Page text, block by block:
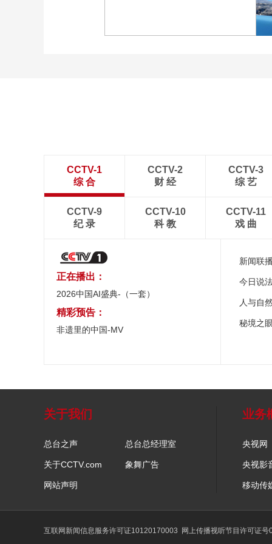
CCTV-1
综 合
CCTV-2
财 经
CCTV-3
综 艺
CCTV-9
纪 录
CCTV-10
科 教
CCTV-11
戏 曲
正在播出：
2026中国AI盛典-（一套）
精彩预告：
非遗里的中国-MV
新闻联
今日说
人与自
秘境之
关于我们
总台之声 总台总经理室
关于CCTV.com 象舞广告
网站声明
业务
央视网
央视影
移动传
互联网新闻信息服务许可证10120170003 网上传播视听节目许可证